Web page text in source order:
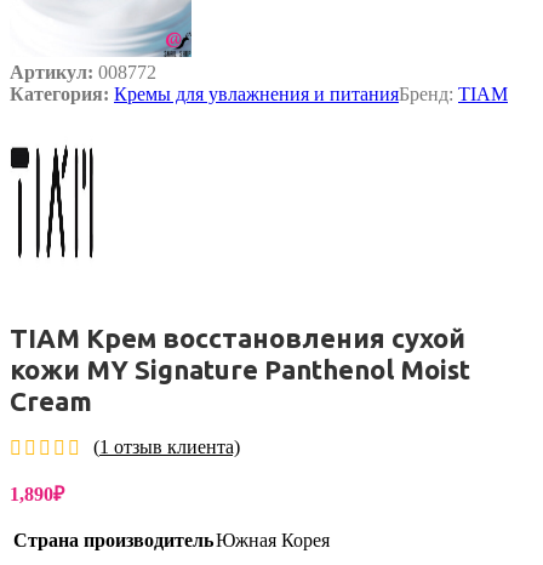
Артикул: 008772
Категория: Кремы для увлажнения и питанияБренд: TIAM
TIAM Крем восстановления сухой
кожи MY Signature Panthenol Moist
Cream
(1 отзыв клиента)
1,890₽
Страна производительЮжная Корея